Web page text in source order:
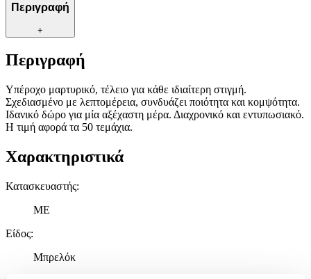
Περιγραφή
+
Περιγραφή
Υπέροχο μαρτυρικό, τέλειο για κάθε ιδιαίτερη στιγμή.
Σχεδιασμένο με λεπτομέρεια, συνδυάζει ποιότητα και κομψότητα.
Ιδανικό δώρο για μία αξέχαστη μέρα. Διαχρονικό και εντυπωσιακό.
Η τιμή αφορά τα 50 τεμάχια.
Χαρακτηριστικά
Κατασκευαστής:
ME
Είδος:
Μπρελόκ